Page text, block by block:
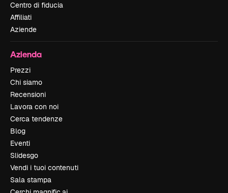
Centro di fiducia
Affiliati
Aziende
Azienda
Prezzi
Chi siamo
Recensioni
Lavora con noi
Cerca tendenze
Blog
Eventi
Slidesgo
Vendi i tuoi contenuti
Sala stampa